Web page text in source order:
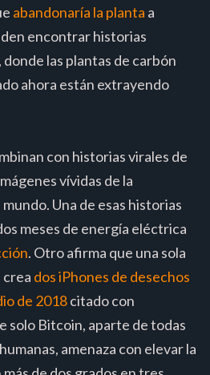
abandonaría la planta a
encontrar historias
donde las plantas de carbón
ahora están extrayendo
con historias virales de
vívidas de la
Una de esas historias
meses de energía eléctrica
. Otro afirma que una sola
dos iPhones de desechos
de 2018citado con
solo Bitcoin, aparte de todas
amenaza con elevar la